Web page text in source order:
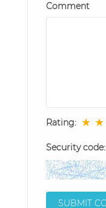
Comment
Rating: ★ ★
Security code: